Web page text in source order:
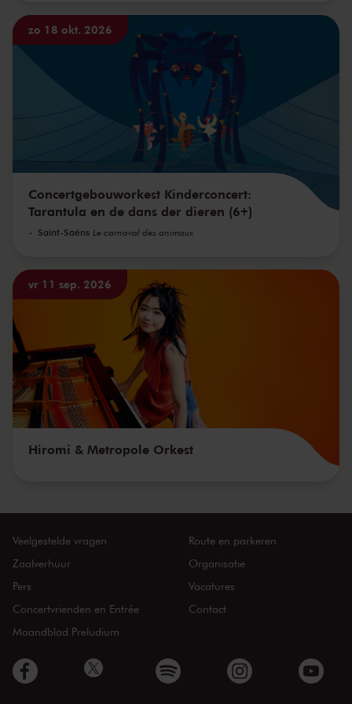
zo 18 okt. 2026
Concertgebouworkest Kinderconcert:
Tarantula en de dans der dieren (6+)
Saint-Saëns Le carnaval des animaux
vr 11 sep. 2026
Hiromi & Metropole Orkest
Veelgestelde vragen
Zaalverhuur
Pers
Concertvrienden en Entrée
Maandblad Preludium
Route en parkeren
Organisatie
Vacatures
Contact